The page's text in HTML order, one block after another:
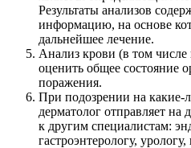
Результаты анализов
информацию, на основе
дальнейшее лечение.
Анализ крови (в том
оценить общее состояние
поражения.
При подозрении на какие-
дерматолог отправляет на
к другим специалистам:
гастроэнтерологу,